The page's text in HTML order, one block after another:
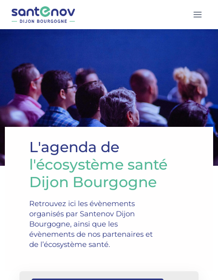
L'agenda de
l'écosystème santé
Dijon Bourgogne
Retrouvez ici les évènements
organisés par Santenov Dijon
Bourgogne, ainsi que les
évènements de nos partenaires et
de l’écosystème santé.